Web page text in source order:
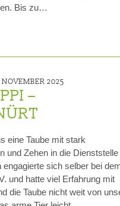
Bis zu…
NOVEMBER 2025
–
eine Taube mit stark
und Zehen in die Dienststelle
sich selber bei
und hatte viel Erfahrung mit
die Taube nicht weit von